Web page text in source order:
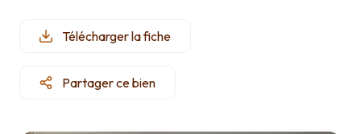
appartements
exclusivités
nous ?
services
les
Télécharger la fiche
Partager ce bien